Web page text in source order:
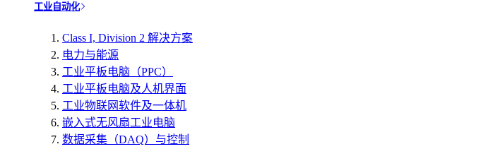
工业自动化
Class I, Division 2 解决方案
电力与能源
工业平板电脑（PPC）
工业平板电脑及人机界面
工业物联网软件及一体机
嵌入式无风扇工业电脑
数据采集（DAQ）与控制